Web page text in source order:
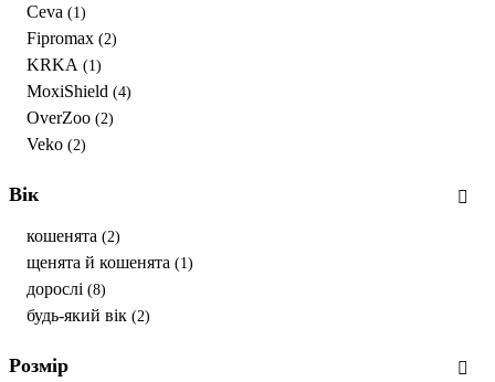
Ceva (1)
Fipromax (2)
KRKA (1)
MoxiShield (4)
OverZoo (2)
Veko (2)
Вік
кошенята (2)
щенята й кошенята (1)
дорослі (8)
будь-який вік (2)
Розмір